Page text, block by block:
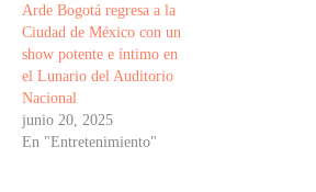
Arde Bogotá regresa a la
Ciudad de México con un
show potente e íntimo en
el Lunario del Auditorio
Nacional
junio 20, 2025
En "Entretenimiento"